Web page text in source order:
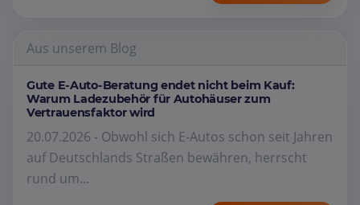
Aus unserem Blog
Gute E-Auto-Beratung endet nicht beim Kauf:
Warum Ladezubehör für Autohäuser zum
Vertrauensfaktor wird
20.07.2026 - Obwohl sich E-Autos schon seit Jahren
auf Deutschlands Straßen bewähren, herrscht
rund um...